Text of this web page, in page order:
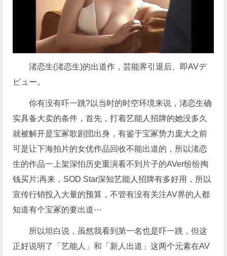
渚恋生(渚恋生)的出道作，芸能界引退后、即AVデ
ビュー。
你有没有吓一跳?以当时的时空环境来说，渚恋生确
实具备大卖的条件，首先，打着艺能人招牌的她没多久
就被解开是宝冢歌剧団出身，有鉴于宝冢势力庞大之前
可是让下海拍片的女优作品回收不能出道的，所以渚恋
生的作品一上架深怕历史重演看不到片子的AVer纷纷掏
钱买片;再来，SOD Star深知艺能人招牌有多好用，所以
宣传行销投入大量的预算，不管有没有关注AV界的人都
知道有个宝冢的要出道⋯
所以坦白说，虽然我看到第一名也是吓一跳，但这
正好说明了「艺能人」和「新人出道」这两个元素在AV